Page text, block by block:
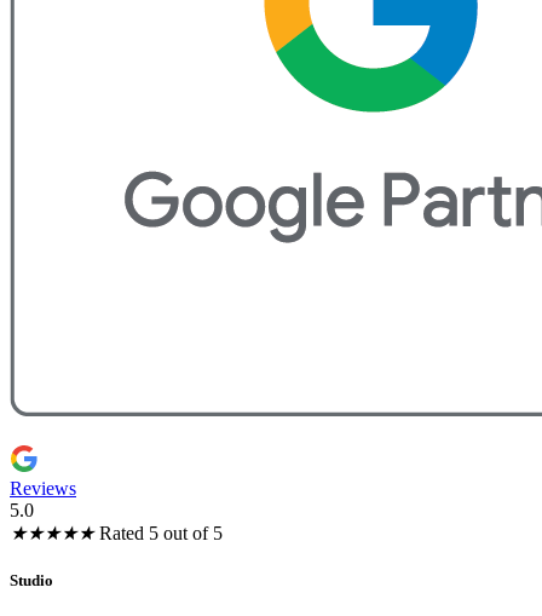
Reviews
5.0
★★★★★ Rated 5 out of 5
Studio